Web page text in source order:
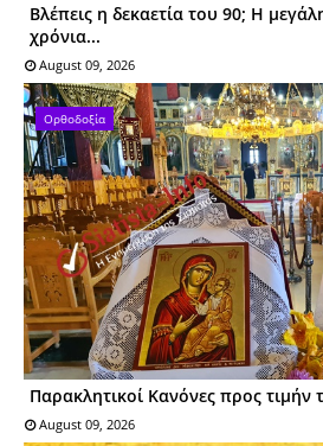
Βλέπεις η δεκαετία του 90; Η
χρόνια...
August 09, 2026
Ορθοδοξία
Παρακλητικοί Κανόνες προς τιμήν
August 09, 2026